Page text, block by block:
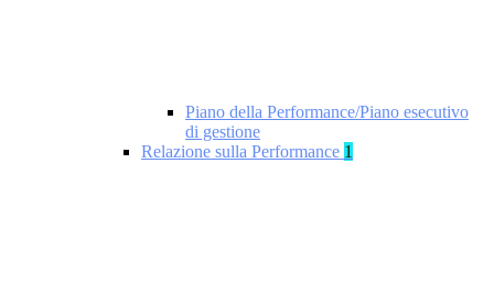
Piano della Performance/Piano esecutivo
di gestione
Relazione sulla Performance 1